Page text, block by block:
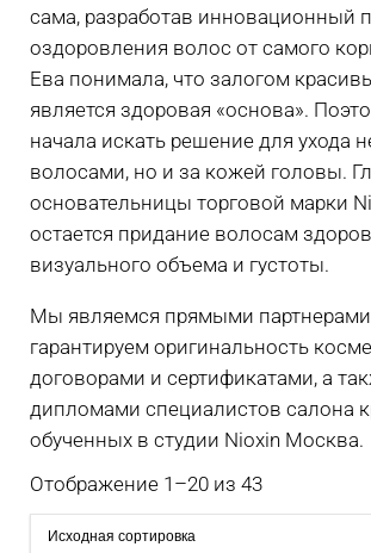
сама, разработав инновационный
оздоровления волос от самого
Ева понимала, что залогом
является здоровая «основа».
начала искать решение для ухода
волосами, но и за кожей головы.
основательницы торговой марки
остается придание волосам
визуального объема и густоты.
Мы являемся прямыми партнерами
гарантируем оригинальность
договорами и сертификатами, а
дипломами специалистов салона
обученных в студии Nioxin Москва.
Отображение 1–20 из 43